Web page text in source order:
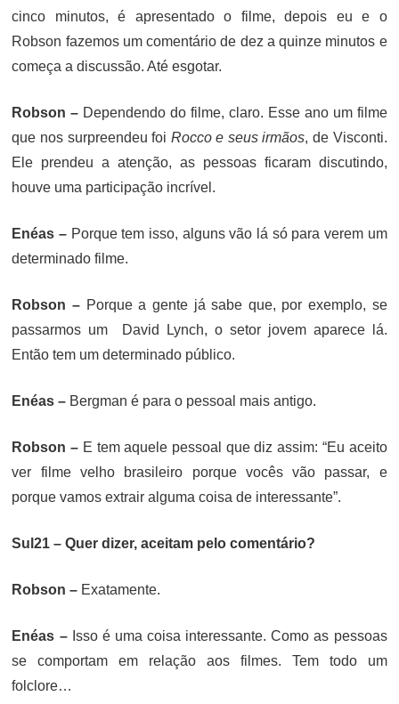
cinco minutos, é apresentado o filme, depois eu e o
Robson fazemos um comentário de dez a quinze minutos e
começa a discussão. Até esgotar.
Robson – Dependendo do filme, claro. Esse ano um filme
que nos surpreendeu foi Rocco e seus irmãos, de Visconti.
Ele prendeu a atenção, as pessoas ficaram discutindo,
houve uma participação incrível.
Enéas – Porque tem isso, alguns vão lá só para verem um
determinado filme.
Robson – Porque a gente já sabe que, por exemplo, se
passarmos um David Lynch, o setor jovem aparece lá.
Então tem um determinado público.
Enéas – Bergman é para o pessoal mais antigo.
Robson – E tem aquele pessoal que diz assim: “Eu aceito
ver filme velho brasileiro porque vocês vão passar, e
porque vamos extrair alguma coisa de interessante”.
Sul21 – Quer dizer, aceitam pelo comentário?
Robson – Exatamente.
Enéas –Isso é uma coisa interessante. Como as pessoas
se comportam em relação aos filmes. Tem todo um
folclore…